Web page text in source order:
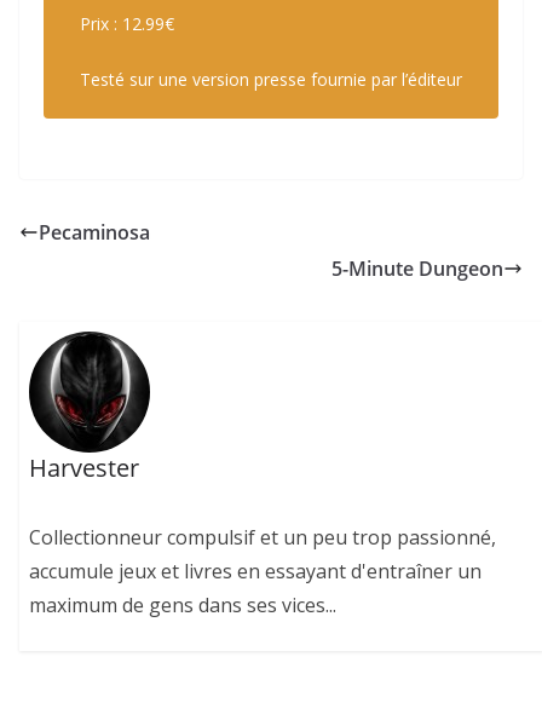
Prix : 12.99€
Testé sur une version presse fournie par l’éditeur
Pecaminosa
5-Minute Dungeon
Harvester
Collectionneur compulsif et un peu trop passionné,
accumule jeux et livres en essayant d'entraîner un
maximum de gens dans ses vices...